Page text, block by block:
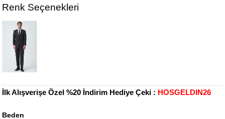
Renk Seçenekleri
İlk Alışverişe Özel %20 İndirim Hediye Çeki : HOSGELDIN26
Beden